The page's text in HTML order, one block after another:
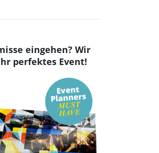
eingehen? Wir
perfektes Event!